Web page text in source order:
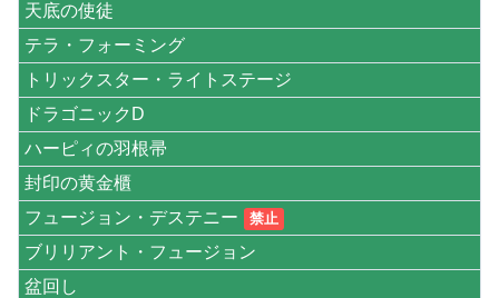
天底の使徒
テラ・フォーミング
トリックスター・ライトステージ
ドラゴニックD
ハーピィの羽根帚
封印の黄金櫃
フュージョン・デステニー
禁止
ブリリアント・フュージョン
盆回し